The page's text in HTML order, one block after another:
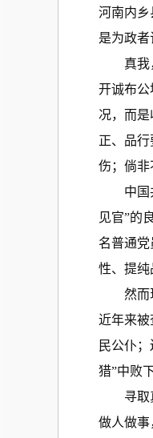
河南内乡
是为政者
真我，
开诚布公
况，而是
正、品
伤；倘非
中国共
见官”的
名普通
性、提纯
然而现
近年来被
民公仆
猎”中败
寻取真
做人做事